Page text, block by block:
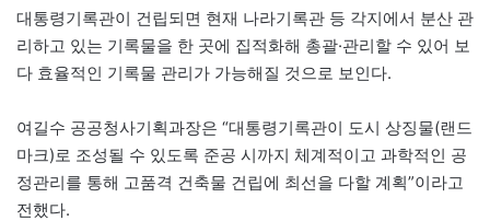
대통령기록관이 건립되면 현재 나라기록관 등 각지에서 분산 관
리하고 있는 기록물을 한 곳에 집적화해 총괄·관리할 수 있어 보
다 효율적인 기록물 관리가 가능해질 것으로 보인다.
여길수 공공청사기획과장은 “대통령기록관이 도시 상징물(랜드
마크)로 조성될 수 있도록 준공 시까지 체계적이고 과학적인 공
정관리를 통해 고품격 건축물 건립에 최선을 다할 계획”이라고
전했다.